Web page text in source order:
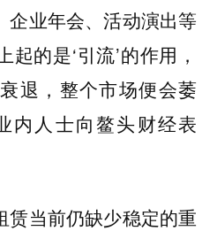
企业年会、活动演出等
的是‘引流’的作用，
退，整个市场便会萎
内人士向鳌头财经表
赁当前仍缺少稳定的重